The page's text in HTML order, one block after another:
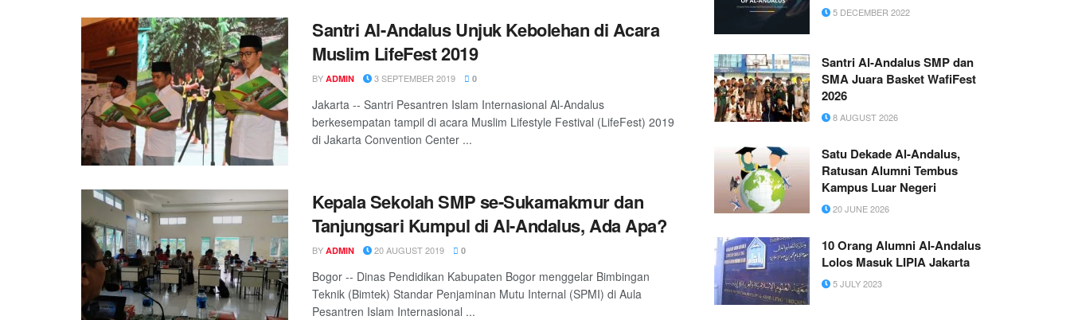
Santri Al-Andalus Unjuk Kebolehan di Acara
Muslim LifeFest 2019
BY ADMIN 3 SEPTEMBER 2019 0
Jakarta -- Santri Pesantren Islam Internasional Al-Andalus
berkesempatan tampil di acara Muslim Lifestyle Festival (LifeFest) 2019
di Jakarta Convention Center ...
Kepala Sekolah SMP se-Sukamakmur dan
Tanjungsari Kumpul di Al-Andalus, Ada Apa?
BY ADMIN 20 AUGUST 2019 0
Bogor -- Dinas Pendidikan Kabupaten Bogor menggelar Bimbingan
Teknik (Bimtek) Standar Penjaminan Mutu Internal (SPMI) di Aula
Pesantren Islam Internasional ...
5 DECEMBER 2022
Santri Al-Andalus SMP dan
SMA Juara Basket WafiFest
2026
8 AUGUST 2026
Satu Dekade Al-Andalus,
Ratusan Alumni Tembus
Kampus Luar Negeri
20 JUNE 2026
10 Orang Alumni Al-Andalus
Lolos Masuk LIPIA Jakarta
5 JULY 2023